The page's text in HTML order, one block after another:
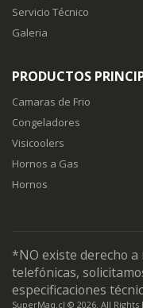
Servicio Técnico
Galeria
PRODUCTOS
Camaras de Frio
Congeladores
Visicoolers
Hornos a Gas
Hornos
*NO existe derecho
telefónicas,
especificaciones
SuperMaq.cl © 2026. All Rights